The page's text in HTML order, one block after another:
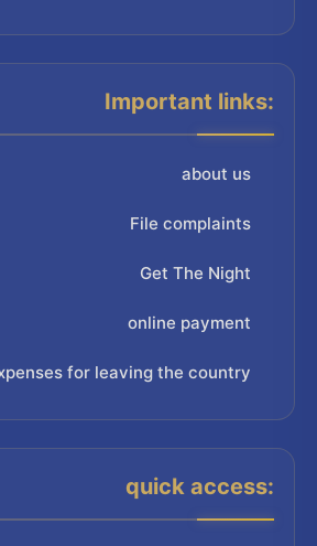
Important links:
about us
File complaints
Get The Night
online payment
for leaving the country
quick access: